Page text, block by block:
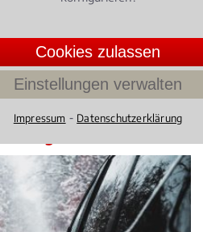
(Update 12.06.2026)
die Kommune für
Cookies zulassen
Einstellungen verwalten
Impressum ⁃ Datenschutzerklärung